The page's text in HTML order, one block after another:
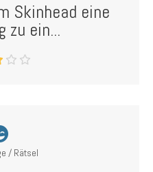
Skinhead eine
zu ein...
/ Rätsel